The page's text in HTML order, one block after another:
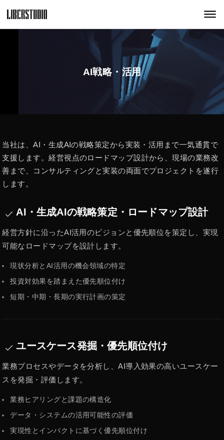
dehaze
AI戦略・活用
当社は、AI・生成AIの戦略策定から実装・活用まで一気通貫で
支援します。経営視点のロードマップ設計から、現場の業務改
善まで、コンサルティングと実装の両面でプロジェクトを遂行
します。
done AI・生成AIの戦略策定・ロードマップ設計
経営方針に沿ったAI活用のビジョンと優先順位を策定し、実現
可能なロードマップを設計します。
現状分析とAI活用の機会領域の特定
投資対効果を踏まえた優先順位付け
短期・中期・長期の実行計画の策定
done ユースケース発掘・優先順位付け
業務プロセスやデータを分析し、AI導入効果の高いユースケー
スを発掘・評価します。
業務ヒアリングと課題の構造化
データ・システムの活用可能性の評価
実現性とインパクトに基づく優先順位付け